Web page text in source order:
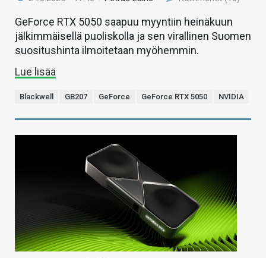
GeForce RTX 5050 saapuu myyntiin heinäkuun
jälkimmäisellä puoliskolla ja sen virallinen Suomen
suositushinta ilmoitetaan myöhemmin.
Lue lisää
Blackwell GB207 GeForce GeForce RTX 5050 NVIDIA